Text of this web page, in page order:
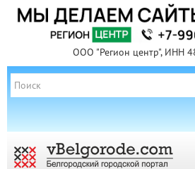
ООО "Регион центр", ИНН